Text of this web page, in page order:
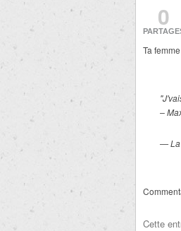
0
Ta
–
— La
Cette